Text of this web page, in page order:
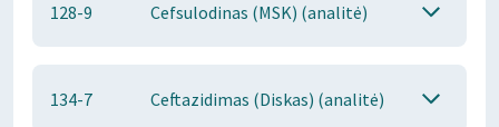
128-9 Cefsulodinas (MSK) (analitė)
134-7 Ceftazidimas (Diskas) (analitė)